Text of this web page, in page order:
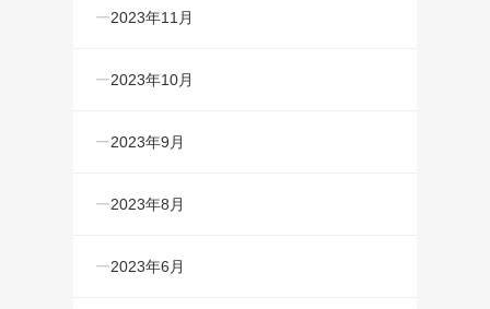
2023年11月
2023年10月
2023年9月
2023年8月
2023年6月